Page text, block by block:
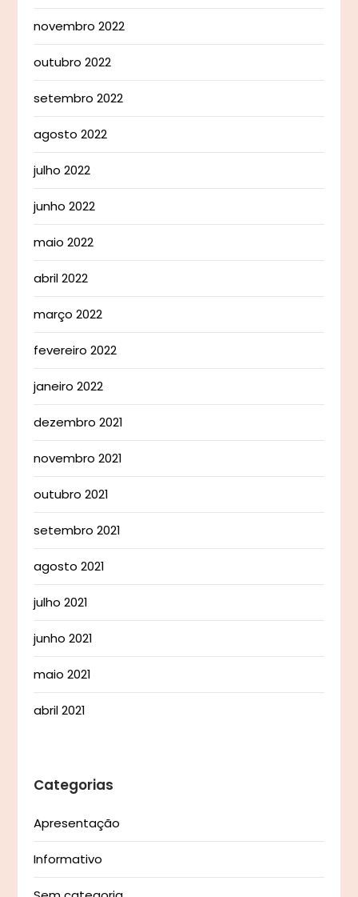
novembro 2022
outubro 2022
setembro 2022
agosto 2022
julho 2022
junho 2022
maio 2022
abril 2022
março 2022
fevereiro 2022
janeiro 2022
dezembro 2021
novembro 2021
outubro 2021
setembro 2021
agosto 2021
julho 2021
junho 2021
maio 2021
abril 2021
Categorias
Apresentação
Informativo